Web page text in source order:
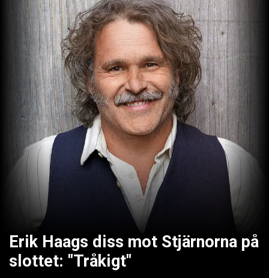
Erik Haags diss mot Stjärnorna på
slottet: "Tråkigt"